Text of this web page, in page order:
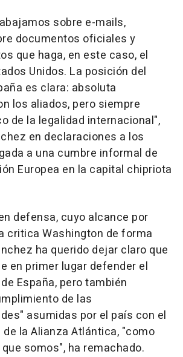
sobre e-mails,
documentos oficiales y
que haga, en este caso, el
Unidos. La posición del
es clara: absoluta
los aliados, pero siempre
de la legalidad internacional",
en declaraciones a los
a una cumbre informal de
Europea en la capital chipriota
defensa, cuyo alcance por
critica Washington de forma
ha querido dejar claro que
en primer lugar defender el
España, pero también
de las
asumidas por el país con el
la Alianza Atlántica, "como
somos", ha remachado.